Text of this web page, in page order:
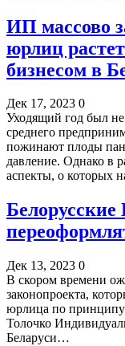
ИП массово
юрлиц
бизнесом в
Дек 17, 2023 0
Уходящий год был
среднего
пожинают плоды
давление. Однако в
аспекты, о которых
Дек 13, 2023 0
В скором времени
законопроекта,
юрлица по
Толочко
Беларуси…